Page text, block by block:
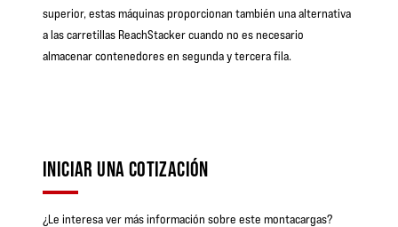
superior, estas máquinas proporcionan también una alternativa
a las carretillas ReachStacker cuando no es necesario
almacenar contenedores en segunda y tercera fila.
INICIAR UNA COTIZACIÓN
¿Le interesa ver más información sobre este montacargas?